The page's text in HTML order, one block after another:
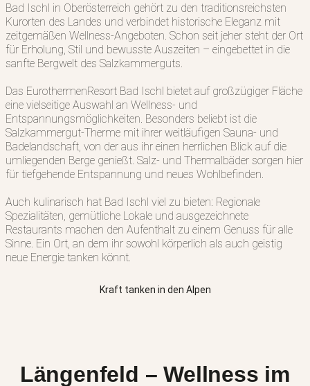
Bad Ischl in Oberösterreich gehört zu den traditionsreichsten
Kurorten des Landes und verbindet historische Eleganz mit
zeitgemäßen Wellness-Angeboten. Schon seit jeher steht der Ort
für Erholung, Stil und bewusste Auszeiten – eingebettet in die
sanfte Bergwelt des Salzkammerguts.
Das EurothermenResort Bad Ischl bietet auf großzügiger Fläche
eine vielseitige Auswahl an Wellness- und
Entspannungsmöglichkeiten. Besonders beliebt ist die
Salzkammergut-Therme mit ihrer weitläufigen Sauna- und
Badelandschaft, von der aus ihr einen herrlichen Blick auf die
umliegenden Berge genießt. Salz- und Thermalbäder sorgen hier
für tiefgehende Entspannung und neues Wohlbefinden.
Auch kulinarisch hat Bad Ischl viel zu bieten: Regionale
Spezialitäten, gemütliche Lokale und ausgezeichnete
Restaurants machen den Aufenthalt zu einem Genuss für alle
Sinne. Ein Ort, an dem ihr sowohl körperlich als auch geistig
neue Energie tanken könnt.
Kraft tanken in den Alpen
Längenfeld – Wellness im